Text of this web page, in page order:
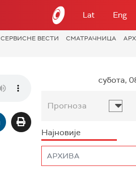
Lat Eng
СЕРВИСНЕ ВЕСТИ СМАТРАЧНИЦА
субота,
Прогноза
Најновије